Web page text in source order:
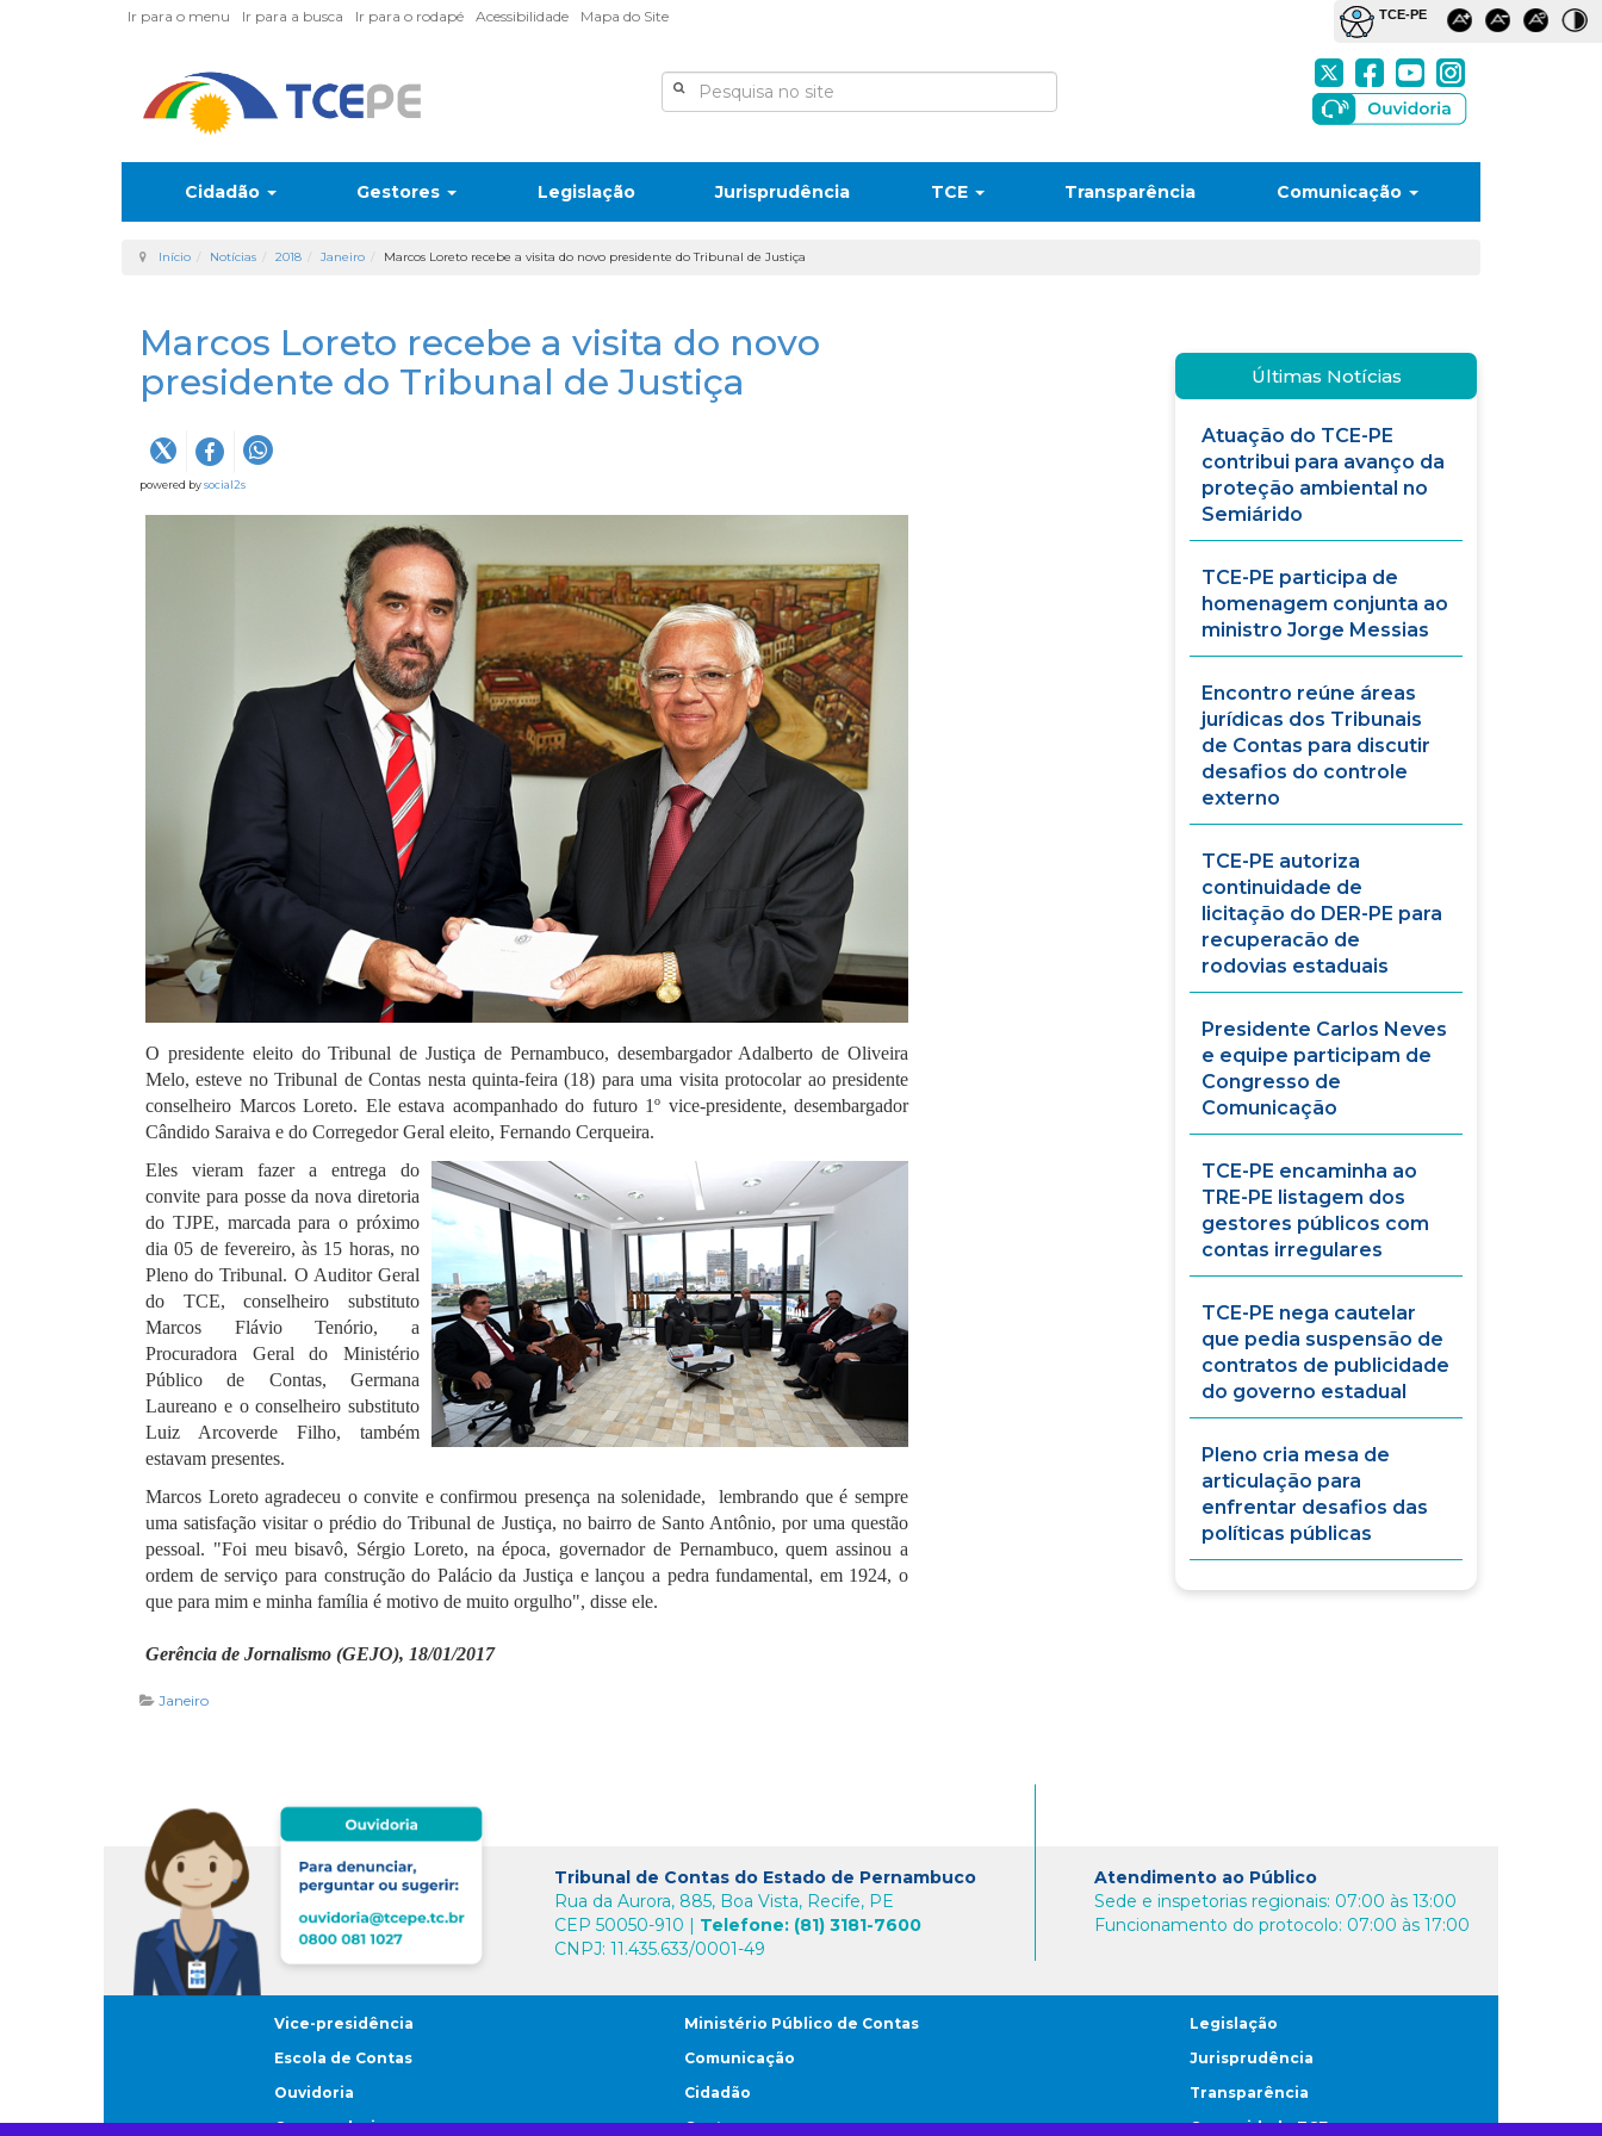
Ir para o menu Ir para a busca Ir para o rodapé Acessibilidade Mapa do Site
Cidadão Gestores Legislação Jurisprudência TCE Transparência Comunicação
Início Notícias 2018 Janeiro Marcos Loreto recebe a visita do novo presidente do Tribunal de Justiça
Marcos Loreto recebe a visita do novo
presidente do Tribunal de Justiça
powered bysocial2s
O presidente eleito do Tribunal de Justiça de Pernambuco, desembargador Adalberto de Oliveira
Melo, esteve no Tribunal de Contas nesta quinta-feira (18) para uma visita protocolar ao presidente
conselheiro Marcos Loreto. Ele estava acompanhado do futuro 1º vice-presidente, desembargador
Cândido Saraiva e do Corregedor Geral eleito, Fernando Cerqueira.
Eles vieram fazer a entrega do
convite para posse da nova diretoria
do TJPE, marcada para o próximo
dia 05 de fevereiro, às 15 horas, no
Pleno do Tribunal. O Auditor Geral
do TCE, conselheiro substituto
Marcos Flávio Tenório, a
Procuradora Geral do Ministério
Público de Contas, Germana
Laureano e o conselheiro substituto
Luiz Arcoverde Filho, também
estavam presentes.
Marcos Loreto agradeceu o convite e confirmou presença na solenidade, lembrando que é sempre
uma satisfação visitar o prédio do Tribunal de Justiça, no bairro de Santo Antônio, por uma questão
pessoal. "Foi meu bisavô, Sérgio Loreto, na época, governador de Pernambuco, quem assinou a
ordem de serviço para construção do Palácio da Justiça e lançou a pedra fundamental, em 1924, o
que para mim e minha família é motivo de muito orgulho", disse ele.
Gerência de Jornalismo (GEJO), 18/01/2017
Janeiro
Últimas Notícias
Atuação do TCE-PE
contribui para avanço da
proteção ambiental no
Semiárido
TCE-PE participa de
homenagem conjunta ao
ministro Jorge Messias
Encontro reúne áreas
jurídicas dos Tribunais
de Contas para discutir
desafios do controle
externo
TCE-PE autoriza
continuidade de
licitação do DER-PE para
recuperacão de
rodovias estaduais
Presidente Carlos Neves
e equipe participam de
Congresso de
Comunicação
TCE-PE encaminha ao
TRE-PE listagem dos
gestores públicos com
contas irregulares
TCE-PE nega cautelar
que pedia suspensão de
contratos de publicidade
do governo estadual
Pleno cria mesa de
articulação para
enfrentar desafios das
políticas públicas
Tribunal de Contas do Estado de Pernambuco
Rua da Aurora, 885, Boa Vista, Recife, PE
CEP 50050-910 | Telefone: (81) 3181-7600
CNPJ: 11.435.633/0001-49
Atendimento ao Público
Sede e inspetorias regionais: 07:00 às 13:00
Funcionamento do protocolo: 07:00 às 17:00
Vice-presidência
Escola de Contas
Ouvidoria
Corregedoria
Ministério Público de Contas
Comunicação
Cidadão
Gestores
Legislação
Jurisprudência
Transparência
Comunidade TCE